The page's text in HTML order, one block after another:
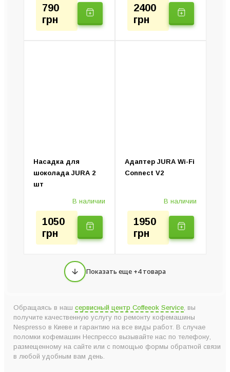
790
грн
2400
грн
Насадка для
шоколада JURA 2
шт
В наличии
1050
грн
Адаптер JURA Wi-Fi
Connect V2
В наличии
1950
грн
Показать еще +4 товара
Обращаясь в наш сервисный центр Coffeeok Service , вы
получите качественную услугу по ремонту кофемашины
Nespresso в Киеве и гарантию на все виды работ. В случае
поломки кофемашин Неспрессо вызывайте нас по телефону,
размещенному на сайте или с помощью формы обратной связи
в любой удобным вам день.